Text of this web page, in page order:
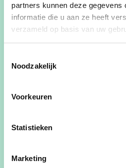
partners kunnen deze gegevens
informatie die u aan ze heeft
verzameld op basis van uw
Noodzakelijk
Voorkeuren
Statistieken
Marketing
We houden belastingen
We zetten verder in op
onze gemeente en haar
Dit alles is mogelijk
een
miljoen euro wat garant